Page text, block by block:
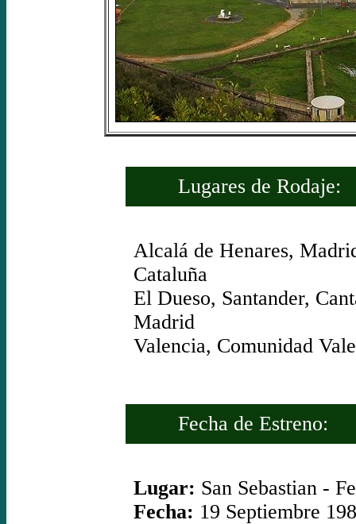
Lugares de Rodaje:
Alcalá de Henares,
Cataluña
El Dueso, Santander,
Madrid
Valencia, Comunidad
Fecha de Estreno:
Lugar: San Sebastian -
Fecha: 19 Septiembre